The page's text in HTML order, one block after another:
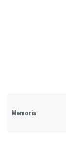
Memoria